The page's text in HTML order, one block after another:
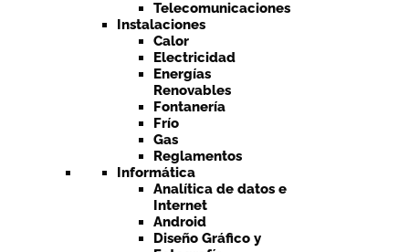
Telecomunicaciones
Instalaciones
Calor
Electricidad
Energías
Renovables
Fontanería
Frío
Gas
Reglamentos
Informática
Analítica de datos e
Internet
Android
Diseño Gráfico y